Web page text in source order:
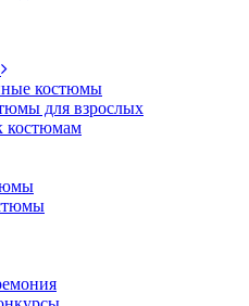
костюмы
для взрослых
костюмам